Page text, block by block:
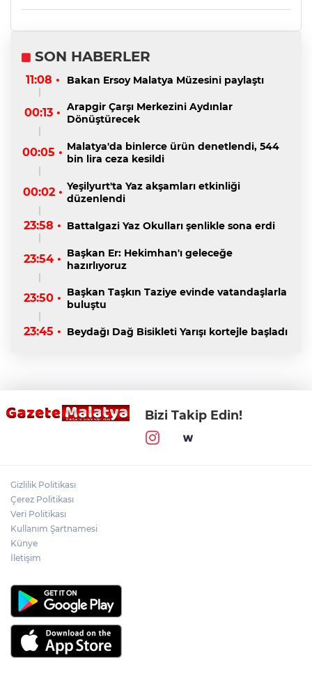
SON HABERLER
11:08 • Bakan Ersoy Malatya Müzesini paylaştı
00:13 • Arapgir Çarşı Merkezini Aydınlar
Dönüştürecek
00:05 • Malatya'da binlerce ürün denetlendi, 544
bin lira ceza kesildi
00:02 • Yeşilyurt'ta Yaz akşamları etkinliği
düzenlendi
23:58 • Battalgazi Yaz Okulları şenlikle sona erdi
23:54 • Başkan Er: Hekimhan'ı geleceğe
hazırlıyoruz
23:50 • Başkan Taşkın Taziye evinde vatandaşlarla
buluştu
23:45 • Beydağı Dağ Bisikleti Yarışı kortejle başladı
Bizi Takip Edin!
Gizlilik Politikası
Çerez Politikası
Veri Politikası
Kullanım Şartnamesi
Künye
İletişim